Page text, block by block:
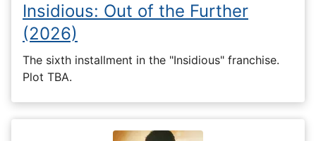
Insidious: Out of the Further
(2026)
The sixth installment in the "Insidious" franchise.
Plot TBA.